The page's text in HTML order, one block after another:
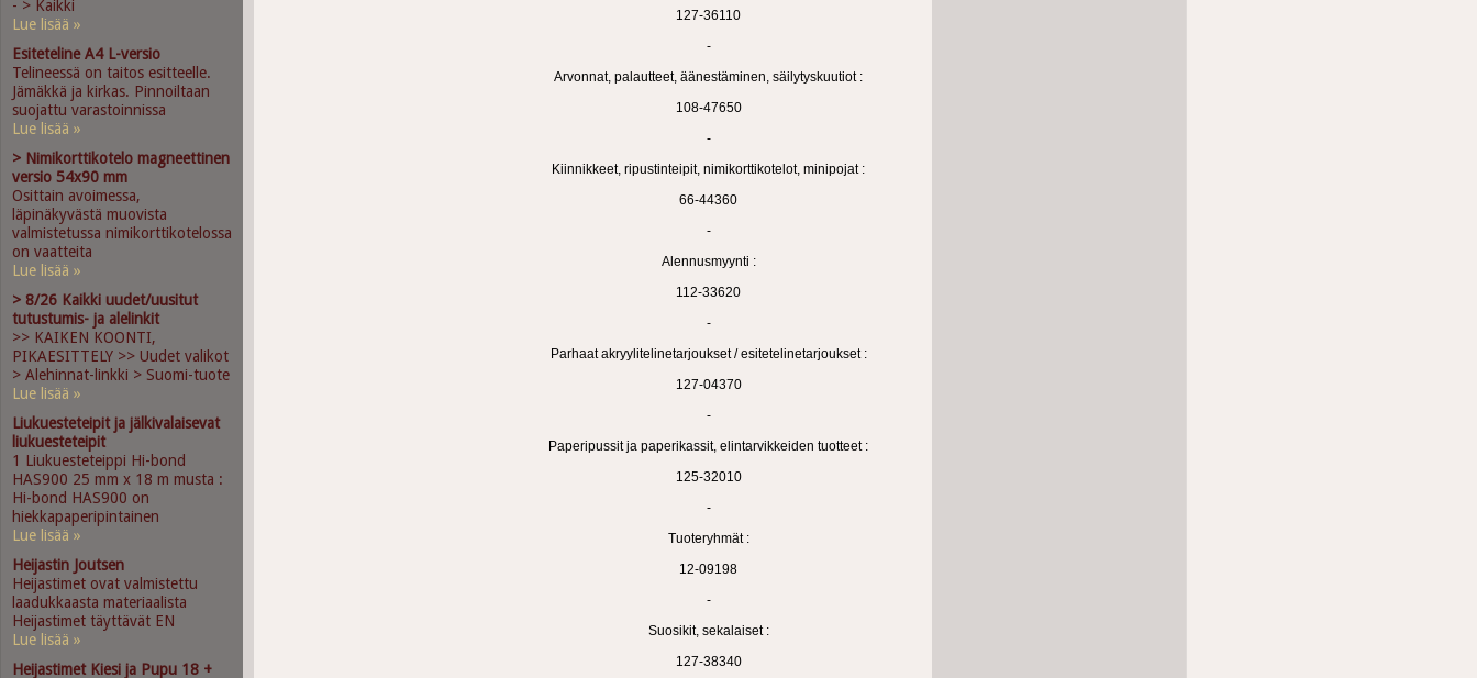
127-36110
-
Arvonnat, palautteet, äänestäminen, säilytyskuutiot :
108-47650
-
Kiinnikkeet, ripustinteipit, nimikorttikotelot, minipojat :
66-44360
-
Alennusmyynti :
112-33620
-
Parhaat akryylitelinetarjoukset / esitetelinetarjoukset :
127-04370
-
Paperipussit ja paperikassit, elintarvikkeiden tuotteet :
125-32010
-
Tuoteryhmät :
12-09198
-
Suosikit, sekalaiset :
127-38340
- > Kaikki
Lue lisää »
Esiteteline A4 L-versio
Telineessä on taitos esitteelle.
Jämäkkä ja kirkas. Pinnoiltaan
suojattu varastoinnissa
Lue lisää »
> Nimikorttikotelo magneettinen
versio 54x90 mm
Osittain avoimessa,
läpinäkyvästä muovista
valmistetussa nimikorttikotelossa
on vaatteita
Lue lisää »
> 8/26 Kaikki uudet/uusitut
tutustumis- ja alelinkit
>> KAIKEN KOONTI,
PIKAESITTELY >> Uudet valikot
> Alehinnat-linkki > Suomi-tuote
Lue lisää »
Liukuesteteipit ja jälkivalaisevat
liukuesteteipit
1 Liukuesteteippi Hi-bond
HAS900 25 mm x 18 m musta :
Hi-bond HAS900 on
hiekkapaperipintainen
Lue lisää »
Heijastin Joutsen
Heijastimet ovat valmistettu
laadukkaasta materiaalista
Heijastimet täyttävät EN
Lue lisää »
Heijastimet Kiesi ja Pupu 18 +